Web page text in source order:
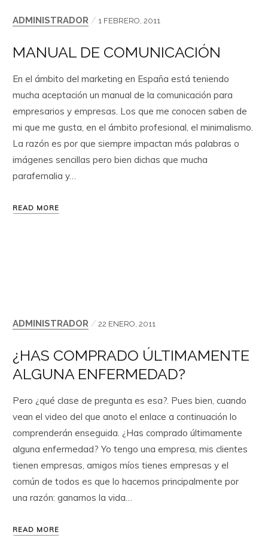
ADMINISTRADOR/ 1 FEBRERO, 2011
MANUAL DE COMUNICACIÓN
En el ámbito del marketing en España está teniendo
mucha aceptación un manual de la comunicación para
empresarios y empresas. Los que me conocen saben de
mi que me gusta, en el ámbito profesional, el minimalismo.
La razón es por que siempre impactan más palabras o
imágenes sencillas pero bien dichas que mucha
parafernalia y…
READ MORE
ADMINISTRADOR/ 22 ENERO, 2011
¿HAS COMPRADO ÚLTIMAMENTE
ALGUNA ENFERMEDAD?
Pero ¿qué clase de pregunta es esa?. Pues bien, cuando
vean el video del que anoto el enlace a continuación lo
comprenderán enseguida. ¿Has comprado últimamente
alguna enfermedad? Yo tengo una empresa, mis clientes
tienen empresas, amigos míos tienes empresas y el
común de todos es que lo hacemos principalmente por
una razón: ganarnos la vida…
READ MORE